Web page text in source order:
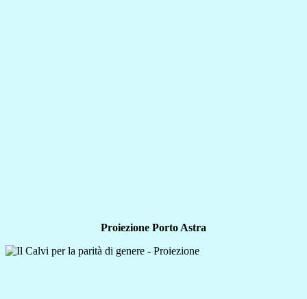
Proiezione Porto Astra